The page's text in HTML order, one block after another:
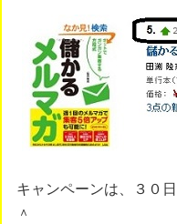
キャンペーンは、３０
＾